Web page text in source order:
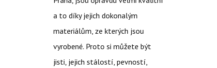
a to díky jejich dokonalým
materiálům, ze kterých jsou
vyrobené. Proto si můžete být
jisti, jejich stálostí, pevností,